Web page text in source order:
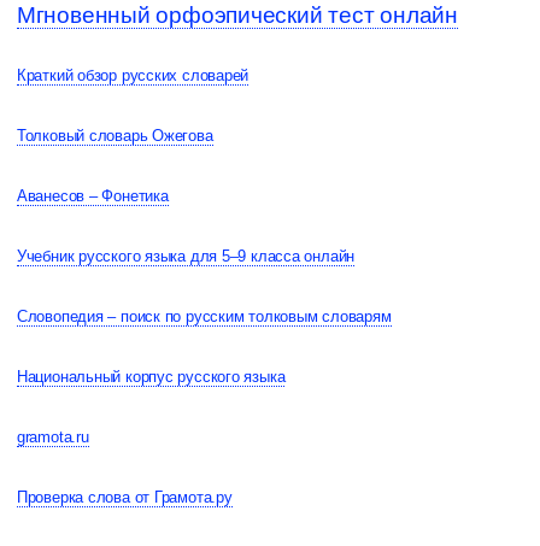
Мгновенный орфоэпический тест онлайн
Краткий обзор русских словарей
Толковый словарь Ожегова
Аванесов – Фонетика
Учебник русского языка для 5–9 класса онлайн
Словопедия – поиск по русским толковым словарям
Национальный корпус русского языка
gramota.ru
Проверка слова от Грамота.ру